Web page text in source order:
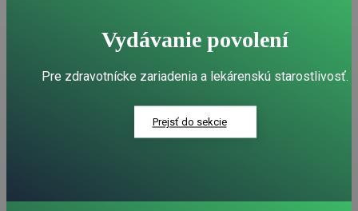
Vydávanie povolení
Pre zdravotnícke zariadenia a lekárenskú starostlivosť.
Prejsť do sekcie